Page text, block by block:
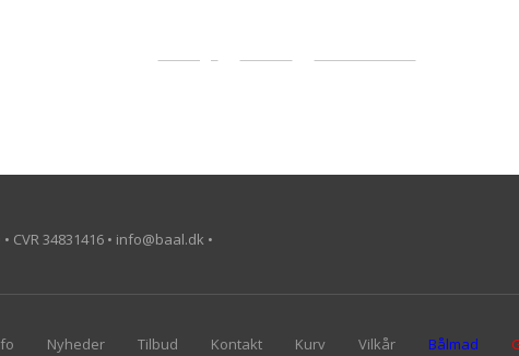
CVR 34831416 • info@baal.dk •
Nyheder Tilbud Kontakt Kurv Vilkår Bålmad